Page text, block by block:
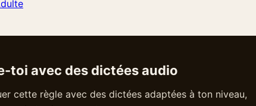
toi avec des dictées audio
cette règle avec des dictées adaptées à ton niveau,